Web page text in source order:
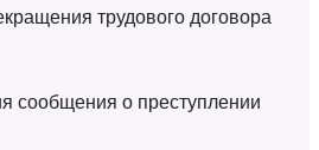
трудового договора
сообщения о преступлении